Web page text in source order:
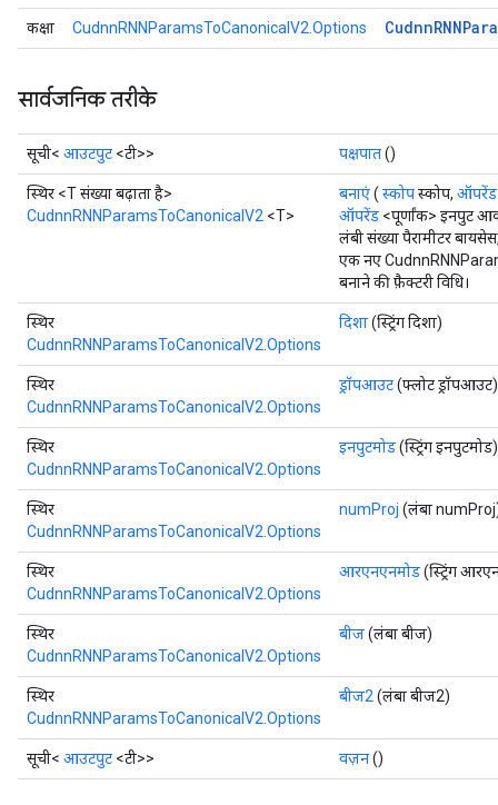
कक्षा CudnnRNNParamsToCanonicalV2.Options Cudnn
सार्वजनिक तरीके
सूची< आउटपुट <टी>> पक्षपात()
स्थिर <T संख्या बढ़ाता है>
CudnnRNNParamsToCanonicalV2 <T>
बनाएं( स्कोपस्कोप, ऑपरेंड
ऑपरेंड <पूर्णांक> इनपुट
लंबी संख्या पैरामीटर
एक नए
बनाने की फ़ैक्टरी विधि।
स्थिर
CudnnRNNParamsToCanonicalV2.Options
दिशा(स्ट्रिंग दिशा)
स्थिर
CudnnRNNParamsToCanonicalV2.Options
ड्रॉपआउट(फ्लोट ड्रॉपआउट)
स्थिर
CudnnRNNParamsToCanonicalV2.Options
इनपुटमोड(स्ट्रिंग इनपुटमोड)
स्थिर
CudnnRNNParamsToCanonicalV2.Options
numProj (लंबा
स्थिर
CudnnRNNParamsToCanonicalV2.Options
आरएनएनमोड(स्ट्रिंग
स्थिर
CudnnRNNParamsToCanonicalV2.Options
बीज(लंबा बीज)
स्थिर
CudnnRNNParamsToCanonicalV2.Options
बीज2 (लंबा बीज2)
सूची< आउटपुट <टी>> वज़न()